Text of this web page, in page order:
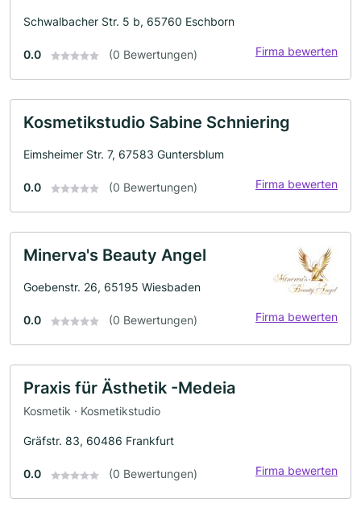
Schwalbacher Str. 5 b, 65760 Eschborn
0.0 (0 Bewertungen) Firma bewerten
Kosmetikstudio Sabine Schniering
Eimsheimer Str. 7, 67583 Guntersblum
0.0 (0 Bewertungen) Firma bewerten
Minerva's Beauty Angel
Goebenstr. 26, 65195 Wiesbaden
0.0 (0 Bewertungen) Firma bewerten
Praxis für Ästhetik -Medeia
Kosmetik · Kosmetikstudio
Gräfstr. 83, 60486 Frankfurt
0.0 (0 Bewertungen) Firma bewerten